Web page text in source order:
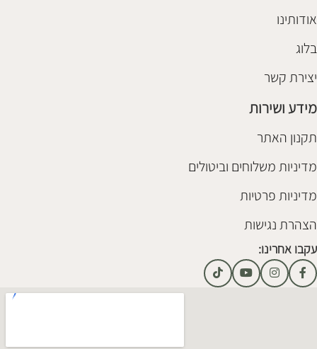
אודותינו
בלוג
יצירת קשר
מידע ושירות
תקנון האתר
מדיניות משלוחים וביטולים
מדיניות פרטיות
הצהרת נגישות
עקבו אחרינו: